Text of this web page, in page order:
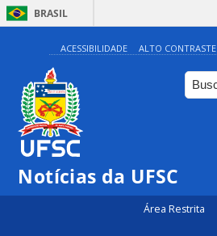
BRASIL
ACESSIBILIDADE ALTO CONTRASTE
Notícias da UFSC
Área Restrita